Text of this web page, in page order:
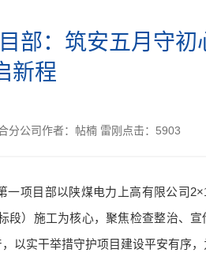
部：筑安五月守初
新程
分公司作者： 帖楠 雷刚点击： 5903
项目部以陕煤电力上高有限公司
段）施工为核心，聚焦检查整治、宣
以实干举措守护项目建设平安有序